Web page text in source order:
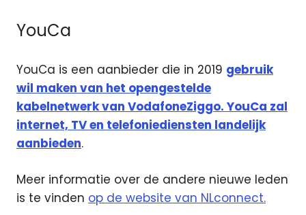
YouCa
YouCa is een aanbieder die in 2019 gebruik
wil maken van het opengestelde
kabelnetwerk van VodafoneZiggo. YouCa zal
internet, TV en telefoniediensten landelijk
aanbieden.
Meer informatie over de andere nieuwe leden
is te vinden op de website van NLconnect.